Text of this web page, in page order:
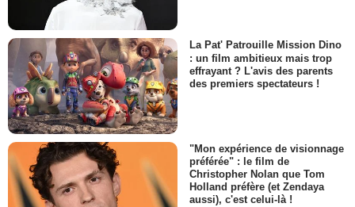
La Pat' Patrouille Mission Dino
: un film ambitieux mais trop
effrayant ? L'avis des parents
des premiers spectateurs !
"Mon expérience de visionnage
préférée" : le film de
Christopher Nolan que Tom
Holland préfère (et Zendaya
aussi), c'est celui-là !